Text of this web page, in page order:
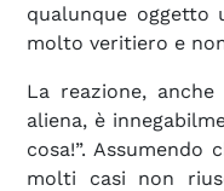
qualunque oggetto
molto veritiero e
La reazione,
aliena, è
cosa!”.
molti casi non